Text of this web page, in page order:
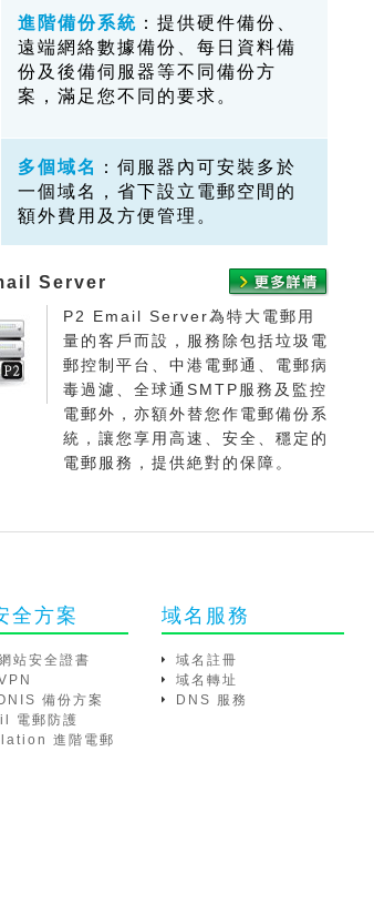
進階備份系統 ：提供硬件備份、
遠端網絡數據備份、每日資料備
份及後備伺服器等不同備份方
案，滿足您不同的要求。
多個域名
：伺服器內可安裝多於
一個域名，省下設立電郵空間的
額外費用及方便管理。
Server
P2 Email Server為特大電郵用
量的客戶而設，服務除包括垃圾電
郵控制平台、中港電郵通、電郵病
毒過濾、全球通SMTP服務及監控
電郵外，亦額外替您作電郵備份系
統，讓您享用高速、安全、穩定的
電郵服務，提供絶對的保障。
全方案
站安全證書
備份方案
電郵防護
進階電郵
域名服務
域名註冊
域名轉址
DNS 服務